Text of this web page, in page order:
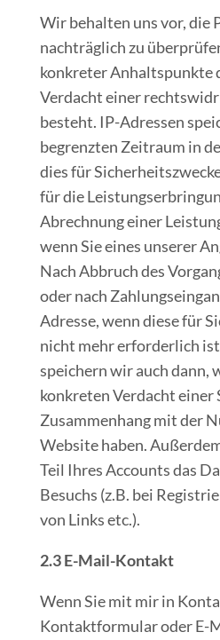
Wir behalten uns vor, die
nachträglich zu
konkreter Anhaltspunkte
Verdacht einer
besteht. IP-Adressen
begrenzten Zeitraum in
dies für
für die
Abrechnung einer
wenn Sie eines unserer
Nach Abbruch des
oder nach
Adresse, wenn diese für
nicht mehr erforderlich
speichern wir auch dann,
konkreten Verdacht
Zusammenhang mit der
Website haben.
Teil Ihres Accounts das
Besuchs (z.B. bei
von Links etc.).
2.3 E-Mail-Kontakt
Wenn Sie mit mir in
Kontaktformular oder E-